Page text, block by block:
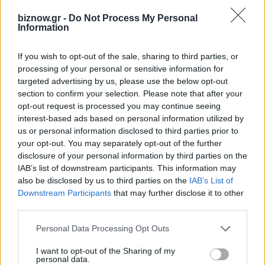
biznow.gr - Do Not Process My Personal
Information
If you wish to opt-out of the sale, sharing to third parties, or
processing of your personal or sensitive information for
targeted advertising by us, please use the below opt-out
section to confirm your selection. Please note that after your
opt-out request is processed you may continue seeing
interest-based ads based on personal information utilized by
us or personal information disclosed to third parties prior to
your opt-out. You may separately opt-out of the further
disclosure of your personal information by third parties on the
IAB’s list of downstream participants. This information may
also be disclosed by us to third parties on the IAB’s List of
Downstream Participants that may further disclose it to other
Personal Data Processing Opt Outs
I want to opt-out of the Sharing of my
personal data.
EFA GROUP: Στρατηγική επένδυση στη Fractal για την
ανάπτυξη προηγμένων αμυντικών τεχνολογιών
InfoCom
Συμφωνία για το IRIS² με 348 δορυφόρους και πρώτες
εκτοξεύσεις το 2029
Η SpaceX προβλέπει ρόλο-κλειδί της Starlink στην
παγκόσμια συνδεσιμότητα
Η Open Secure AI Alliance θέτει το SAFE σε δημόσια
διαβούλευση
Η επενδυτική κούρσα στην AI ξεπερνά το ένα τρισ. δολάρια
από το 2023
Δύναμη – Ενέργεια – Ηypercomputing: Η Ελλάδα αποκτά
υποδομές και μεγαλύτερες φιλοδοξίες! [Weekly Telecom]
Financial Times για 4η συνεχόμενη χρονιά